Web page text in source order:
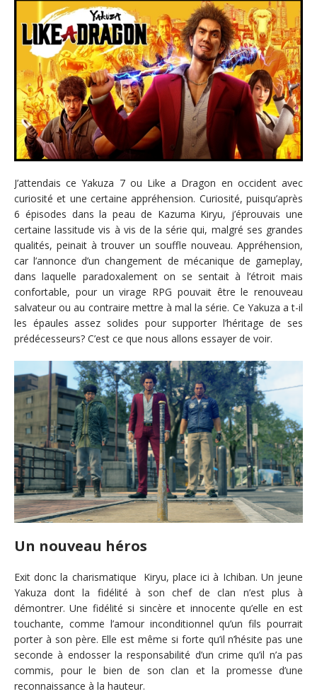
J’attendais ce Yakuza 7 ou Like a Dragon en occident avec
curiosité et une certaine appréhension. Curiosité, puisqu’après
6 épisodes dans la peau de Kazuma Kiryu, j’éprouvais une
certaine lassitude vis à vis de la série qui, malgré ses grandes
qualités, peinait à trouver un souffle nouveau. Appréhension,
car l’annonce d’un changement de mécanique de gameplay,
dans laquelle paradoxalement on se sentait à l’étroit mais
confortable, pour un virage RPG pouvait être le renouveau
salvateur ou au contraire mettre à mal la série. Ce Yakuza a t-il
les épaules assez solides pour supporter l’héritage de ses
prédécesseurs? C’est ce que nous allons essayer de voir.
Un nouveau héros
Exit donc la charismatique Kiryu, place ici à Ichiban. Un jeune
Yakuza dont la fidélité à son chef de clan n’est plus à
démontrer. Une fidélité si sincère et innocente qu’elle en est
touchante, comme l’amour inconditionnel qu’un fils pourrait
porter à son père. Elle est même si forte qu’il n’hésite pas une
seconde à endosser la responsabilité d’un crime qu’il n’a pas
commis, pour le bien de son clan et la promesse d’une
reconnaissance à la hauteur.